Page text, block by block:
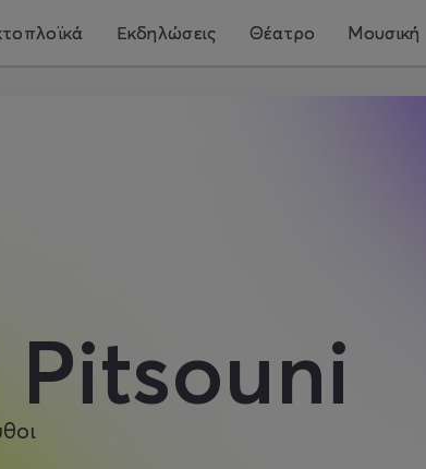
Εκδηλώσεις Θέατρο Μουσική
Pitsouni